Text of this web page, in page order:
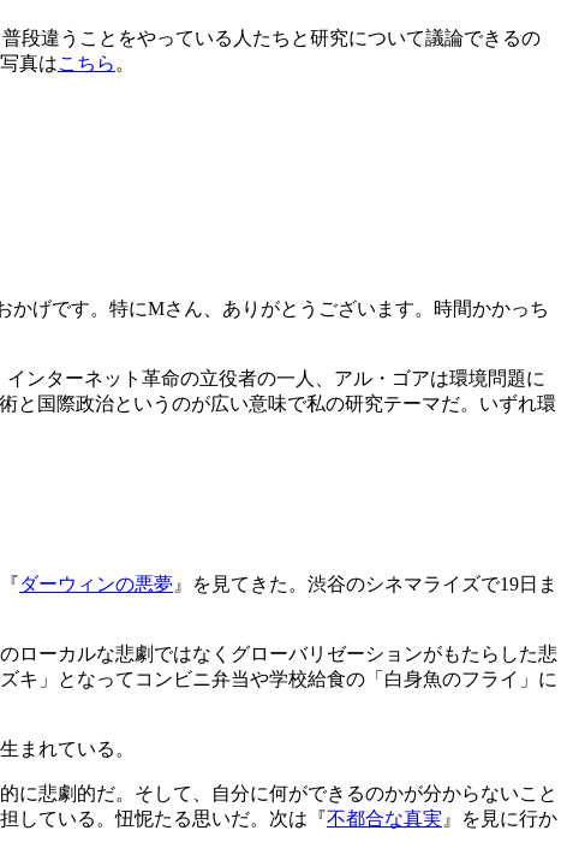
段違うことをやっている人たちと研究について議論できるの
真はこちら 。
かげです。特にMさん、ありがとうございます。時間かかっち
ンターネット革命の立役者の一人、アル・ゴアは環境問題に
と国際政治というのが広い意味で私の研究テーマだ。いずれ環
ダーウィンの悪夢 』を見てきた。渋谷のシネマライズで19日ま
ローカルな悲劇ではなくグローバリゼーションがもたらした悲
キ」となってコンビニ弁当や学校給食の「白身魚のフライ」に
まれている。
に悲劇的だ。そして、自分に何ができるのかが分からないこと
している。忸怩たる思いだ。次は『不都合な真実 』を見に行か